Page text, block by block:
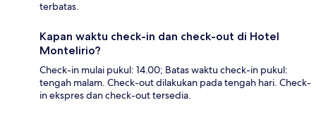
terbatas.
Kapan waktu check-in dan check-out di Hotel
Montelirio?
Check-in mulai pukul: 14.00; Batas waktu check-in pukul:
tengah malam. Check-out dilakukan pada tengah hari. Check-
in ekspres dan check-out tersedia.